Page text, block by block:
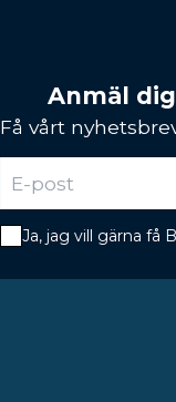
Anmäl
Få vårt
Ja, jag vill gärna få